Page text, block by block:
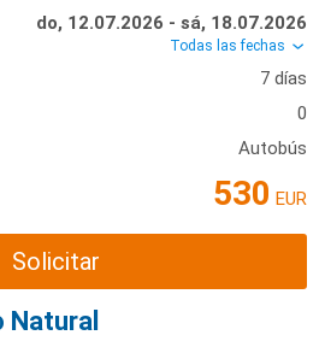
do, 12.07.2026 - sá, 18.07.2026
Todas las fechas
7 días
0
Autobús
530 EUR
Solicitar